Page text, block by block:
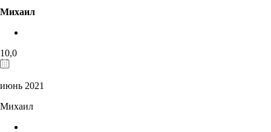
Михаил
10,0
июнь 2021
Михаил